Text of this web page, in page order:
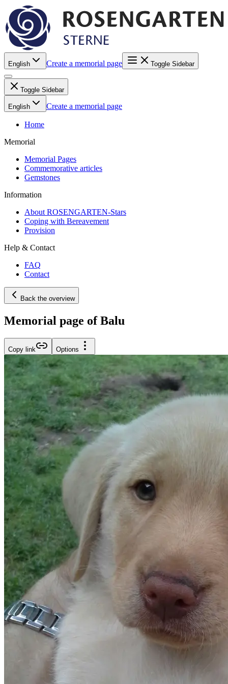
English Create a memorial page Toggle Sidebar
Toggle Sidebar
English Create a memorial page
Home
Memorial
Memorial Pages
Commemorative articles
Gemstones
Information
About ROSENGARTEN-Stars
Coping with Bereavement
Provision
Help & Contact
FAQ
Contact
Back the overview
Memorial page of Balu
Copy link Options